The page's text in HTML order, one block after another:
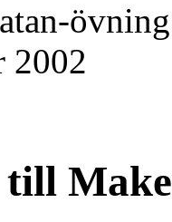
2002